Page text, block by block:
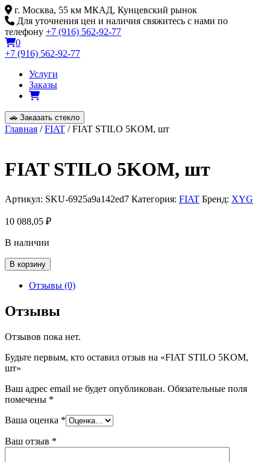
Skip
to
content
г. Москва, 55 км МКАД, Кунцевский рынок
Для уточнения цен и наличия свяжитесь с нами по
телефону +7 (916) 562-92-77
0
+7 (916) 562-92-77
Услуги
Заказы
🚗 Заказать стекло
Главная /FIAT / FIAT STILO 5KOM, шт
FIAT STILO 5KOM, шт
Артикул: SKU-6925a9a142ed7 Категория: FIAT Бренд: XYG
10 088,05 ₽
В наличии
Количество
товара
FIAT
5KOM,
шт
В корзину
Отзывы (0)
Отзывы
Отзывов пока нет.
Будьте первым, кто оставил отзыв на «FIAT STILO 5KOM,
шт»
Ваш адрес email не будет опубликован. Обязательные поля
помечены *
Ваша оценка *
Ваш отзыв *